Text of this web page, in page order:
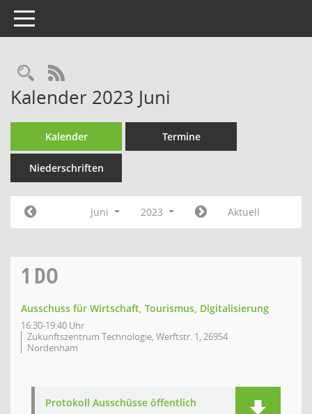
Toggle navigation
Rechercheauswahl
RSS-Feed
Kalender 2023 Juni
Kalender Termine
Niederschriften
Juni 2023 Aktuell
1 DO
Ausschuss für Wirtschaft, Tourismus, Digitalisierung
16:30-19:40 Uhr
Zukunftszentrum Technologie, Werftstr. 1, 26954
Nordenham
Protokoll Ausschüsse öffentlich